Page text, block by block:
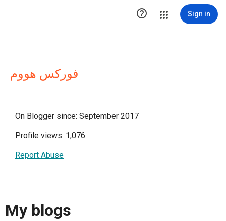
 Sign in
فوركس هووم
On Blogger since: September 2017
Profile views: 1,076
Report Abuse
My blogs